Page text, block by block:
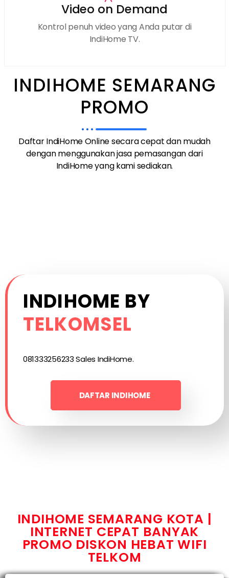
Video on Demand
Kontrol penuh video yang Anda putar di
IndiHome TV.
INDIHOME SEMARANG
PROMO
Daftar IndiHome Online secara cepat dan mudah
dengan menggunakan jasa pemasangan dari
IndiHome yang kami sediakan.
INDIHOME BY
TELKOMSEL
081333256233 Sales IndiHome.
DAFTAR INDIHOME
INDIHOME SEMARANG KOTA |
INTERNET CEPAT BANYAK
PROMO DISKON HEBAT WIFI
TELKOM